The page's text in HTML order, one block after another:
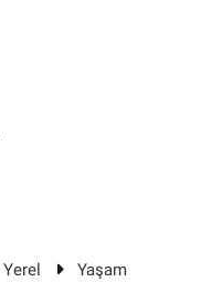
Yerel Yaşam